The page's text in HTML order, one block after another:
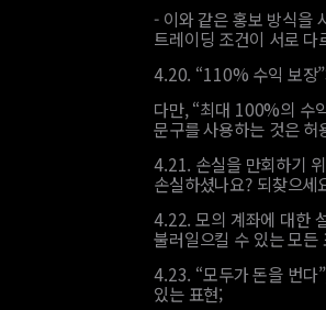
- 이와 같은 홍보 방식을
트레이딩 조건이 서로
4.20. “110% 수익 보장
다만, “최대 100%의 수
문구를 사용하는 것은 허
4.21. 손실을 만회하기
손실하셨나요? 되찾으
4.22.모의 계좌에 대한
불러일으킬 수 있는 모든
4.23. “모두가 돈을 번
있는 표현;